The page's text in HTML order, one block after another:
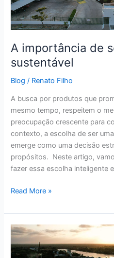
A importância de
sustentável
Blog / Renato Filho
A busca por produtos que
mesmo tempo, respeitem o
preocupação crescente para
contexto, a escolha de ser
emerge como uma decisão
propósitos. Neste artigo,
fazer essa escolha inteligente
sustentável
Read More »
Política
energética
PVP: